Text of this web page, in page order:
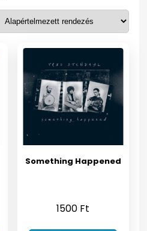
Something Happened
1500 Ft